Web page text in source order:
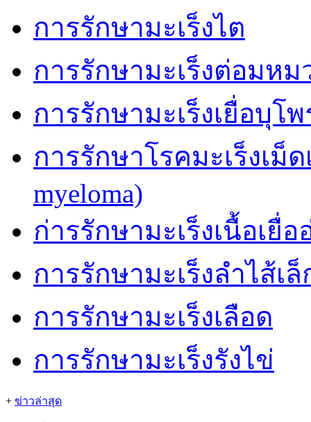
การรักษามะเร็งไต
การรักษามะเร็งต่อมหม
การรักษามะเร็งเยื่อบุโ
การรักษาโรคมะเร็งเม็
myeloma)
ก่ารรักษามะเร็งเนื้อเยื่อ
การรักษามะเร็งลำไส้เล็
การรักษามะเร็งเลือด
การรักษามะเร็งรังไข่
+ ข่าวล่าสุด